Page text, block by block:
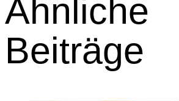
Ähnliche
Beiträge